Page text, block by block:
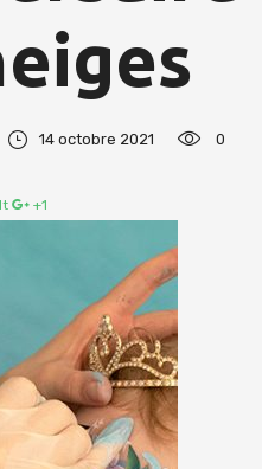
14 octobre 2021 0
+1